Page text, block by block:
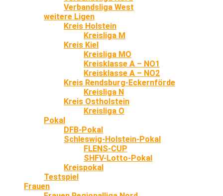
Verbandsliga West
weitere Ligen
Kreis Holstein
Kreisliga M
Kreis Kiel
Kreisliga MO
Kreisklasse A – NO1
Kreisklasse A – NO2
Kreis Rendsburg-Eckernförde
Kreisliga N
Kreis Ostholstein
Kreisliga O
Pokal
DFB-Pokal
Schleswig-Holstein-Pokal
FLENS-CUP
SHFV-Lotto-Pokal
Kreispokal
Testspiel
Frauen